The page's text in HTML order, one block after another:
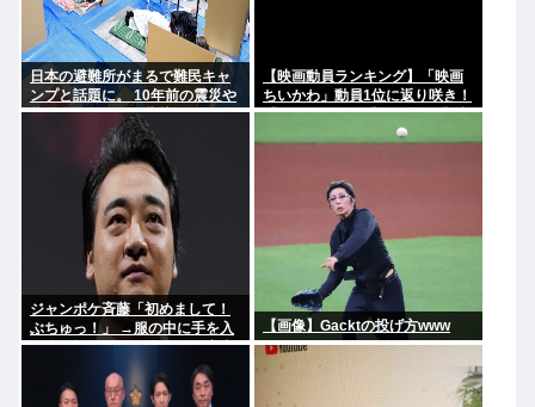
日本の避難所がまるで難民キャ
ンプと話題に。 10年前の震災や
能登自身の頃から指摘されてた
のになぜ改善されないのか？
【映画動員ランキング】「映画
ちいかわ」動員1位に返り咲き！
「ミニオンズ」「あの星」「ブ
ルーロック」もランクイン
ジャンポケ斉藤「初めまして！
ぶちゅっ！」 →服の中に手を入
れ胸を揉み始める。 これ異常者
【画像】Gacktの投げ方www